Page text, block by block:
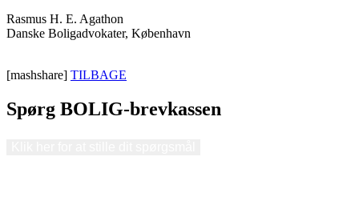
Rasmus H. E. Agathon
Danske Boligadvokater, København
[mashshare] TILBAGE
Spørg BOLIG-brevkassen